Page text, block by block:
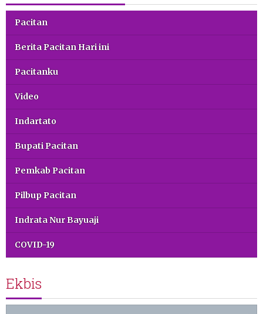
Pacitan
Berita Pacitan Hari ini
Pacitanku
Video
Indartato
Bupati Pacitan
Pemkab Pacitan
Pilbup Pacitan
Indrata Nur Bayuaji
COVID-19
Ekbis